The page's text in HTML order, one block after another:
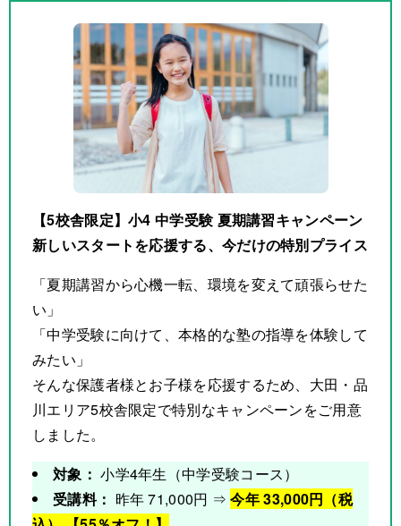
【5校舎限定】小4 中学受験 夏期講習キャンペーン
新しいスタートを応援する、今だけの特別プライス
「夏期講習から心機一転、環境を変えて頑張らせた
い」
「中学受験に向けて、本格的な塾の指導を体験して
みたい」
そんな保護者様とお子様を応援するため、大田・品
川エリア5校舎限定で特別なキャンペーンをご用意
しました。
対象： 小学4年生（中学受験コース）
受講料： 昨年 71,000円 ⇒今年 33,000円（税